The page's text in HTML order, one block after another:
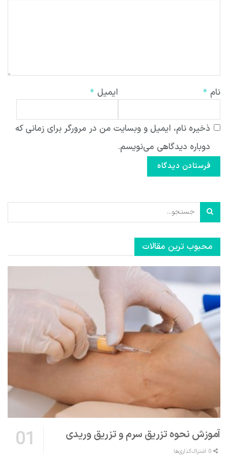
نام * ایمیل *
ذخیره نام، ایمیل و وبسایت من در مرورگر برای زمانی که
دوباره دیدگاهی می‌نویسم.
محبوب ترین مقالات
آموزش نحوه تزریق سرم و تزریق وریدی